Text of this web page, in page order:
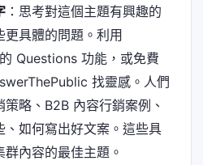
：思考對這個主題有興趣的
具體的問題。利用
Questions 功能，或免費
找靈感。人們
略、B2B 內容行銷案例、
、如何寫出好文案。這些具
內容的最佳主題。